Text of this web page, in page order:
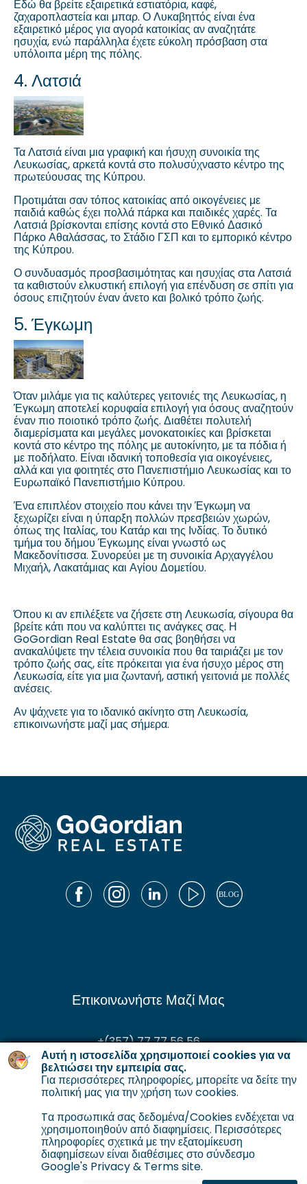
Αυτή η ιστοσελίδα χρησιμοποιεί cookies για να
βελτιώσει την εμπειρία σας.
Για περισσότερες πληροφορίες, μπορείτε να δείτε την
πολιτική μας για την χρήση των cookies.
Tα προσωπικά σας δεδομένα/Cookies ενδέχεται να
χρησιμοποιηθούν από διαφημίσεις. Περισσότερες
πληροφορίες σχετικά με την εξατομίκευση
διαφημίσεων είναι διαθέσιμες στο σύνδεσμο
Google's Privacy & Terms site.
Εδώ θα βρείτε εξαιρετικά εστιατόρια, καφέ,
ζαχαροπλαστεία και μπαρ. Ο Λυκαβηττός είναι ένα
εξαιρετικό μέρος για αγορά κατοικίας αν αναζητάτε
ησυχία, ενώ παράλληλα έχετε εύκολη πρόσβαση στα
υπόλοιπα μέρη της πόλης.
4. Λατσιά
Τα Λατσιά είναι μια γραφική και ήσυχη συνοικία της
Λευκωσίας, αρκετά κοντά στο πολυσύχναστο κέντρο της
πρωτεύουσας της Κύπρου.
Προτιμάται σαν τόπος κατοικίας από οικογένειες με
παιδιά καθώς έχει πολλά πάρκα και παιδικές χαρές. Τα
Λατσιά βρίσκονται επίσης κοντά στο Εθνικό Δασικό
Πάρκο Αθαλάσσας, το Στάδιο ΓΣΠ και το εμπορικό κέντρο
της Κύπρου.
Ο συνδυασμός προσβασιμότητας και ησυχίας στα Λατσιά
τα καθιστούν ελκυστική επιλογή για επένδυση σε σπίτι για
όσους επιζητούν έναν άνετο και βολικό τρόπο ζωής.
5. Έγκωμη
Όταν μιλάμε για τις καλύτερες γειτονιές της Λευκωσίας, η
Έγκωμη αποτελεί κορυφαία επιλογή για όσους αναζητούν
έναν πιο ποιοτικό τρόπο ζωής. Διαθέτει πολυτελή
διαμερίσματα και μεγάλες μονοκατοικίες και βρίσκεται
κοντά στο κέντρο της πόλης με αυτοκίνητο, με τα πόδια ή
με ποδήλατο. Είναι ιδανική τοποθεσία για οικογένειες,
αλλά και για φοιτητές στο Πανεπιστήμιο Λευκωσίας και το
Ευρωπαϊκό Πανεπιστήμιο Κύπρου.
Ένα επιπλέον στοιχείο που κάνει την Έγκωμη να
ξεχωρίζει είναι η ύπαρξη πολλών πρεσβειών χωρών,
όπως της Ιταλίας, του Κατάρ και της Ινδίας. Το δυτικό
τμήμα του δήμου Έγκωμης είναι γνωστό ως
Μακεδονίτισσα. Συνορεύει με τη συνοικία Αρχαγγέλου
Μιχαήλ, Λακατάμιας και Αγίου Δομετίου.
Όπου κι αν επιλέξετε να ζήσετε στη Λευκωσία, σίγουρα θα
βρείτε κάτι που να καλύπτει τις ανάγκες σας. Η
GoGordian Real Estate θα σας βοηθήσει να
ανακαλύψετε την τέλεια συνοικία που θα ταιριάζει με τον
τρόπο ζωής σας, είτε πρόκειται για ένα ήσυχο μέρος στη
Λευκωσία, είτε για μια ζωντανή, αστική γειτονιά με πολλές
ανέσεις.
Αν ψάχνετε για το ιδανικό ακίνητο στη Λευκωσία,
επικοινωνήστε μαζί μας σήμερα.
Επικοινωνήστε Μαζί Μας
+(357) 77 77 56 56
enquiries@gordianservicing.com
offers@gordianservicing.com
Όροι και Προϋποθέσεις